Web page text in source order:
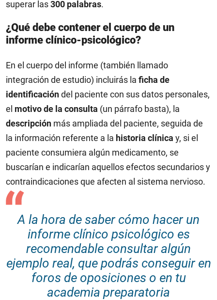
superar las300 palabras.
¿Qué debe contener el cuerpo de un
informe clínico-psicológico?
En el cuerpo del informe (también llamado
integración de estudio) incluirás la ficha de
identificacióndel paciente con sus datos personales,
el motivo de la consulta (un párrafo basta), la
descripción más ampliada del paciente, seguida de
la información referente a la historia clínica y, si el
paciente consumiera algún medicamento, se
buscarían e indicarían aquellos efectos secundarios y
contraindicaciones que afecten al sistema nervioso.
A la hora de saber cómo hacer un
informe clínico psicológico es
recomendable consultar algún
ejemplo real, que podrás conseguir en
foros de oposiciones o en tu
academia preparatoria